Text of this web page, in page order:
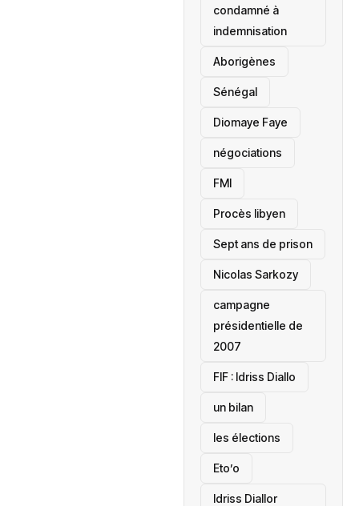
condamné à
indemnisation
Aborigènes
Sénégal
Diomaye Faye
négociations
FMI
Procès libyen
Sept ans de prison
Nicolas Sarkozy
campagne
présidentielle de
2007
‎FIF : Idriss Diallo
un bilan
les élections
Eto’o
Idriss Diallor